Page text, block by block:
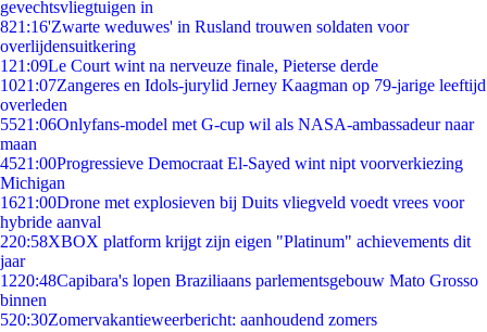
gevechtsvliegtuigen in
821:16'Zwarte weduwes' in Rusland trouwen soldaten voor
overlijdensuitkering
1 21:09Le Court wint na nerveuze finale, Pieterse derde
1021:07Zangeres en Idols-jurylid Jerney Kaagman op 79-jarige leeftijd
overleden
5521:06Onlyfans-model met G-cup wil als NASA-ambassadeur naar
maan
4521:00Progressieve Democraat El-Sayed wint nipt voorverkiezing
Michigan
1621:00Drone met explosieven bij Duits vliegveld voedt vrees voor
hybride aanval
220:58XBOX platform krijgt zijn eigen "Platinum" achievements dit
jaar
1220:48Capibara's lopen Braziliaans parlementsgebouw Mato Grosso
binnen
520:30Zomervakantieweerbericht: aanhoudend zomers